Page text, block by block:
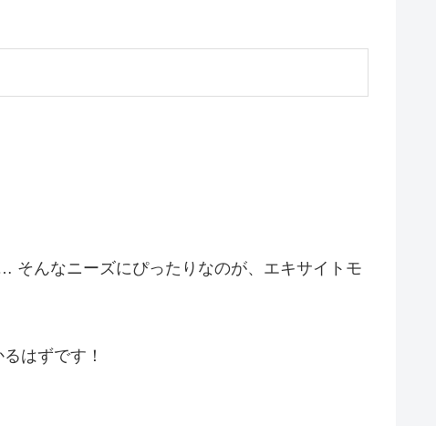
そんなニーズにぴったりなのが、エキサイトモ
はずです！